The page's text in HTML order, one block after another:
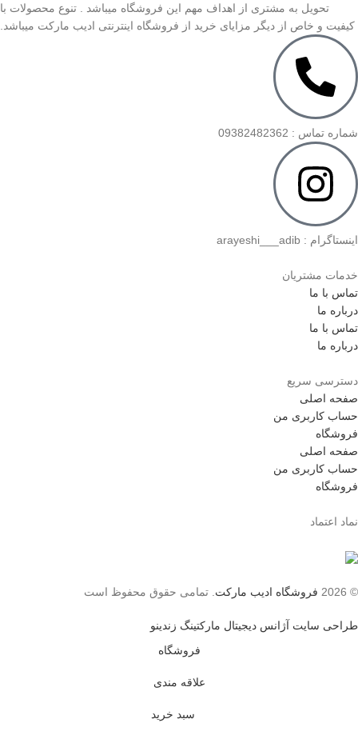
تحویل به مشتری از اهداف مهم این فروشگاه میباشد . تنوع محصولات با
کیفیت و خاص از دیگر مزایای خرید از فروشگاه اینترنتی ادیب مارکت میباشد.
شماره تماس : 09382482362
اینستاگرام : arayeshi___adib
خدمات مشتریان
تماس با ما
درباره ما
تماس با ما
درباره ما
دسترسی سریع
صفحه اصلی
حساب کاربری من
فروشگاه
صفحه اصلی
حساب کاربری من
فروشگاه
نماد اعتماد
© 2026 فروشگاه ادیب مارکت . تمامی حقوق محفوظ است
طراحی سایت آژانس دیجیتال مارکتینگ زندینو
فروشگاه
علاقه مندی
سبد خرید